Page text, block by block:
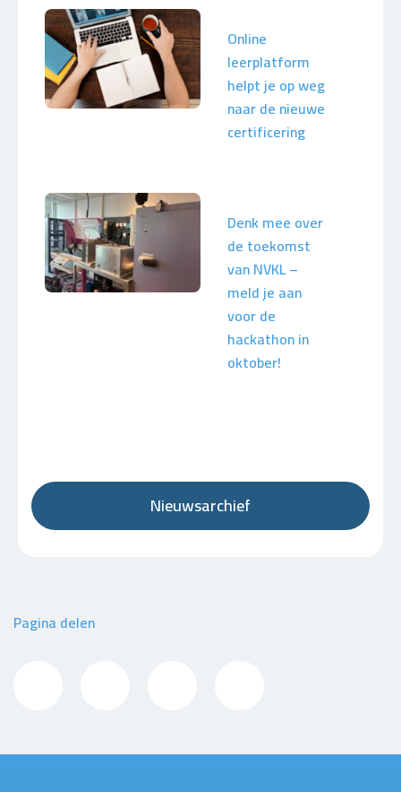
Online
leerplatform
helpt je op weg
naar de nieuwe
certificering
Denk mee over
de toekomst
van NVKL –
meld je aan
voor de
hackathon in
oktober!
Nieuwsarchief
Pagina delen